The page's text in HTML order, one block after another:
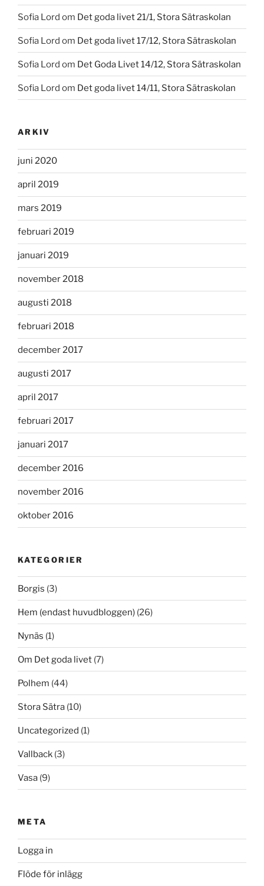
Sofia Lord om Det goda livet 21/1, Stora Sätraskolan
Sofia Lord om Det goda livet 17/12, Stora Sätraskolan
Sofia Lord om Det Goda Livet 14/12, Stora Sätraskolan
Sofia Lord om Det goda livet 14/11, Stora Sätraskolan
ARKIV
juni 2020
april 2019
mars 2019
februari 2019
januari 2019
november 2018
augusti 2018
februari 2018
december 2017
augusti 2017
april 2017
februari 2017
januari 2017
december 2016
november 2016
oktober 2016
KATEGORIER
Borgis (3)
Hem (endast huvudbloggen) (26)
Nynäs (1)
Om Det goda livet (7)
Polhem (44)
Stora Sätra (10)
Uncategorized (1)
Vallback (3)
Vasa (9)
META
Logga in
Flöde för inlägg